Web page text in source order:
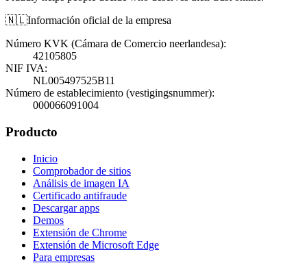
🇳🇱Información oficial de la empresa
Número KVK (Cámara de Comercio neerlandesa):
42105805
NIF IVA:
NL005497525B11
Número de establecimiento (vestigingsnummer):
000066091004
Producto
Inicio
Comprobador de sitios
Análisis de imagen IA
Certificado antifraude
Descargar apps
Demos
Extensión de Chrome
Extensión de Microsoft Edge
Para empresas